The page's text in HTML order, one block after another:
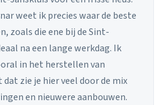
weet ik precies waar de beste
zoals die ene bij de Sint-
na een lange werkdag. Ik
in het herstellen van
zie je hier veel door de mix
en nieuwere aanbouwen.